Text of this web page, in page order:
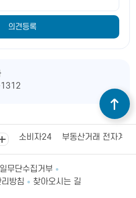
소비자24 부동산거래 전자계약
무단수집거부
방침
찾아오시는 길